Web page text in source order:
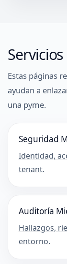
Estas páginas
ayudan a
una pyme.
Seguridad
Identidad,
tenant.
Auditoría
Hallazgos,
entorno.